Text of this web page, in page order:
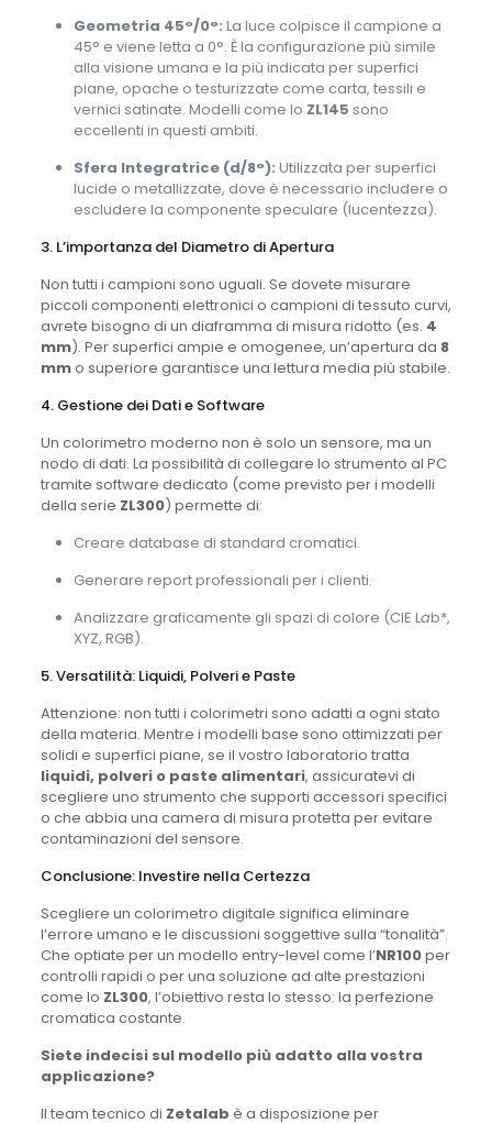
Geometria 45°/0°: La luce colpisce il campione a
45° e viene letta a 0°. È la configurazione più simile
alla visione umana e la più indicata per superfici
piane, opache o testurizzate come carta, tessili e
vernici satinate. Modelli come lo ZL145 sono
eccellenti in questi ambiti.
Sfera Integratrice (d/8°): Utilizzata per superfici
lucide o metallizzate, dove è necessario includere o
escludere la componente speculare (lucentezza).
3. L’importanza del Diametro di Apertura
Non tutti i campioni sono uguali. Se dovete misurare
piccoli componenti elettronici o campioni di tessuto curvi,
avrete bisogno di un diaframma di misura ridotto (es. 4
mm). Per superfici ampie e omogenee, un’apertura da 8
mmo superiore garantisce una lettura media più stabile.
4. Gestione dei Dati e Software
Un colorimetro moderno non è solo un sensore, ma un
nodo di dati. La possibilità di collegare lo strumento al PC
tramite software dedicato (come previsto per i modelli
della serie ZL300) permette di:
Creare database di standard cromatici.
Generare report professionali per i clienti.
Analizzare graficamente gli spazi di colore (CIE Lab*,
XYZ, RGB).
5. Versatilità: Liquidi, Polveri e Paste
Attenzione: non tutti i colorimetri sono adatti a ogni stato
della materia. Mentre i modelli base sono ottimizzati per
solidi e superfici piane, se il vostro laboratorio tratta
liquidi, polveri o paste alimentari, assicuratevi di
scegliere uno strumento che supporti accessori specifici
o che abbia una camera di misura protetta per evitare
contaminazioni del sensore.
Conclusione: Investire nella Certezza
Scegliere un colorimetro digitale significa eliminare
l’errore umano e le discussioni soggettive sulla “tonalità”.
Che optiate per un modello entry-level come l’NR100per
controlli rapidi o per una soluzione ad alte prestazioni
come lo ZL300, l’obiettivo resta lo stesso: la perfezione
cromatica costante.
Siete indecisi sul modello più adatto alla vostra
applicazione?
Il team tecnico di Zetalab è a disposizione per